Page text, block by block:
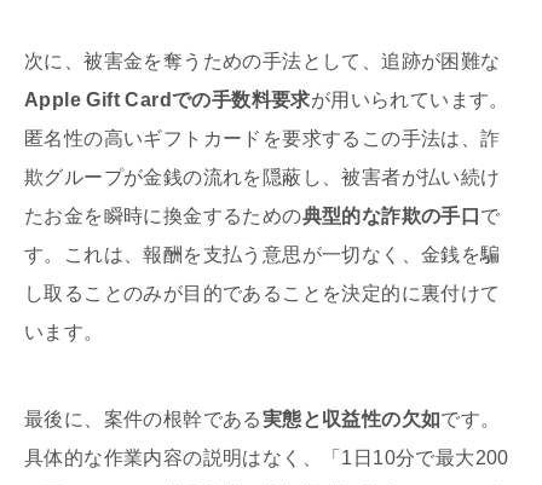
次に、被害金を奪うための手法として、追跡が困難な
Apple Gift Cardでの手数料要求が用いられています。
匿名性の高いギフトカードを要求するこの手法は、詐
欺グループが金銭の流れを隠蔽し、被害者が払い続け
たお金を瞬時に換金するための典型的な詐欺の手口 で
す。これは、報酬を支払う意思が一切なく、金銭を騙
し取ることのみが目的であることを決定的に裏付けて
います。
最後に、案件の根幹である実態と収益性の欠如です。
具体的な作業内容の説明はなく、「1日10分で最大200